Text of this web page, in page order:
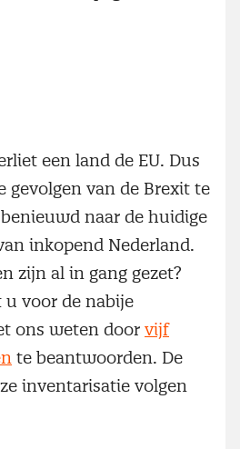
een land de EU. Dus
gevolgen van de Brexit te
naar de huidige
inkopend Nederland.
zijn al in gang gezet?
u voor de nabije
ons weten door vijf
te beantwoorden. De
inventarisatie volgen